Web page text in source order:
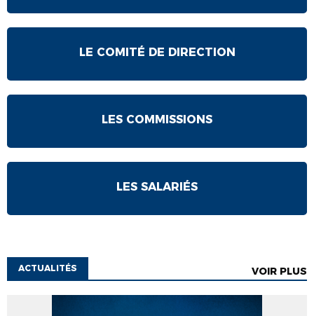
LE COMITÉ DE DIRECTION
LES COMMISSIONS
LES SALARIÉS
ACTUALITÉS VOIR PLUS